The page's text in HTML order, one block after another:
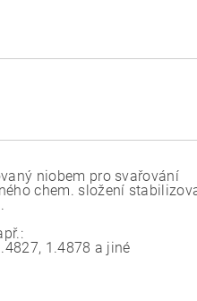
niobem pro svařování
chem. složení
1.4878 a jiné